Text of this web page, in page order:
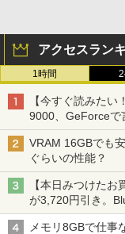
アクセスラン
1時間
【今すぐ読みた
9000、GeForceで
VRAM 16GBでも
ぐらいの性能？
【本日みつけた
が3,720円引き。
メモリ8GBで仕